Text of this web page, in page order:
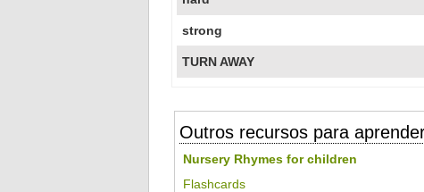
strong
TURN AWAY
Outros recursos para
Nursery Rhymes for children
Flashcards